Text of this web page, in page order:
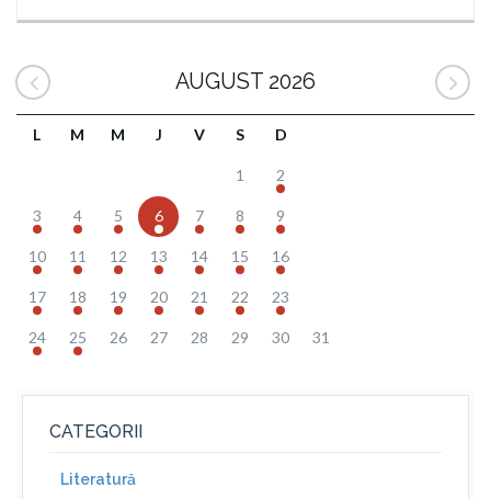
AUGUST 2026
L M M J V S D
1 2
3 4 5 6 7 8 9
10 11 12 13 14 15 16
17 18 19 20 21 22 23
24 25 26 27 28 29 30 31
CATEGORII
Literatură